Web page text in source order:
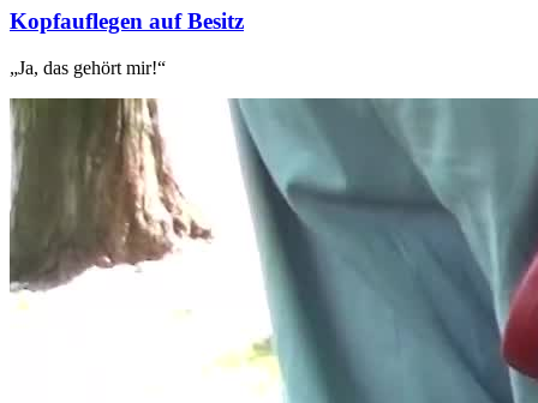
Kopfauflegen auf Besitz
„Ja, das gehört mir!“